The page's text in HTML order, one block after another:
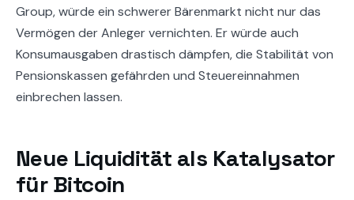
Group, würde ein schwerer Bärenmarkt nicht nur das
Vermögen der Anleger vernichten. Er würde auch
Konsumausgaben drastisch dämpfen, die Stabilität von
Pensionskassen gefährden und Steuereinnahmen
einbrechen lassen.
Neue Liquidität als Katalysator
für Bitcoin